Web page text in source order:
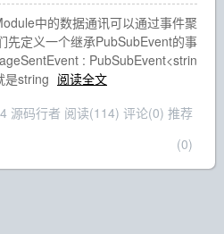
中的数据通讯可以通过事件聚
先定义一个继承PubSubEvent的事
: PubSubEvent<strin
是string 阅读全文
源码行者 阅读(114) 评论(0) 推荐
(0)